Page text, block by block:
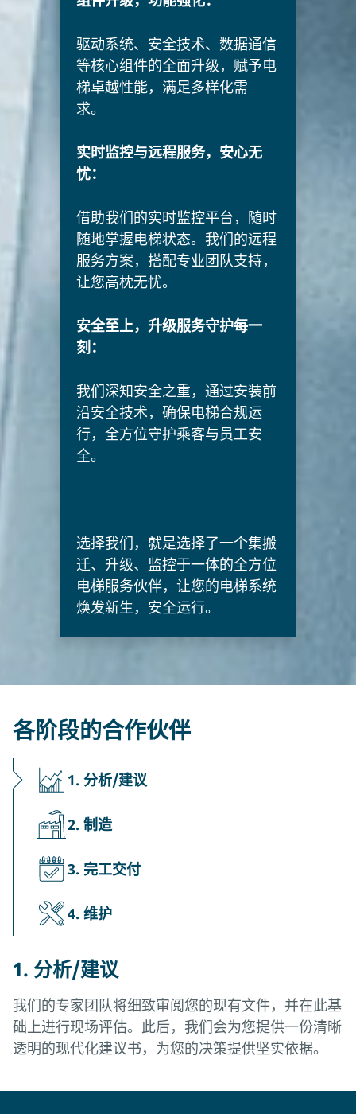
驱动系统、安全技术、数据通信
等核心组件的全面升级，赋予电
梯卓越性能，满足多样化需
求。
实时监控与远程服务，安心无
忧：
借助我们的实时监控平台，随时
随地掌握电梯状态。我们的远程
服务方案，搭配专业团队支持，
让您高枕无忧。
安全至上，升级服务守护每一
刻：
我们深知安全之重，通过安装前
沿安全技术，确保电梯合规运
行，全方位守护乘客与员工安
全。
选择我们，就是选择了一个集搬
迁、升级、监控于一体的全方位
电梯服务伙伴，让您的电梯系统
焕发新生，安全运行。
各阶段的合作伙伴
1. 分析/建议
2. 制造
3. 完工交付
4. 维护
1. 分析/建议
我们的专家团队将细致审阅您的现有文件，并在此基
础上进行现场评估。此后，我们会为您提供一份清晰
透明的现代化建议书，为您的决策提供坚实依据。